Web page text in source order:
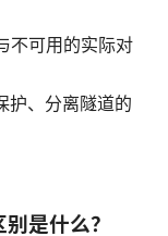
不可用的实际对
护、分离隧道的
是什么？